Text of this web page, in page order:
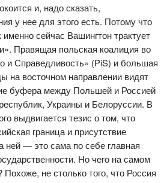
и, надо сказать,
у нее для этого есть. Потому что
именно сейчас Вашингтон трактует
Правящая польская коалиция во
и Справедливость» (PiS) и большая
на восточном направлении видят
буфера между Польшей и Россией
Украины и Белоруссии. В
выдвигается тезис о том, что
граница и присутствие
ней — это сама по себе главная
Но чего на самом
не столько того, что Россия